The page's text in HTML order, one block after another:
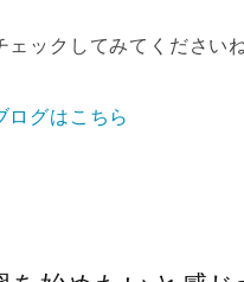
ックしてみてくださいね
ログはこちら